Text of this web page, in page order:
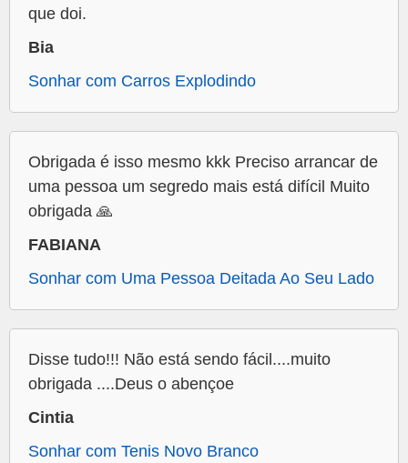
que doi.
Bia
Sonhar com Carros Explodindo
Obrigada é isso mesmo kkk Preciso arrancar de
uma pessoa um segredo mais está difícil Muito
obrigada 🙏
FABIANA
Sonhar com Uma Pessoa Deitada Ao Seu Lado
Disse tudo!!! Não está sendo fácil....muito
obrigada ....Deus o abençoe
Cintia
Sonhar com Tenis Novo Branco